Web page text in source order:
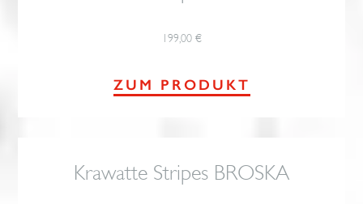
199,00 €
ZUM PRODUKT
Krawatte Stripes BROSKA